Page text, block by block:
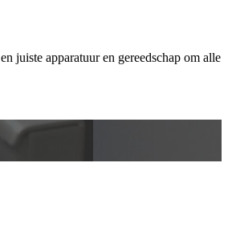
juiste apparatuur en gereedschap om alle